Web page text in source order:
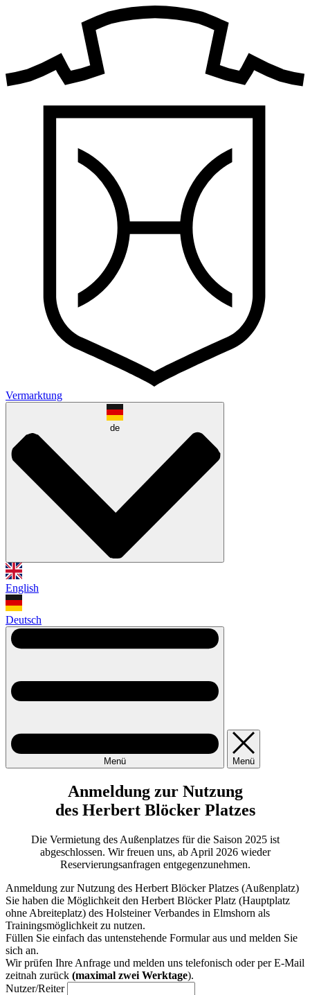
Vermarktung
de
English
Deutsch
Menü Menü
Anmeldung zur Nutzung
des Herbert Blöcker Platzes
Die Vermietung des Außenplatzes für die Saison 2025 ist
abgeschlossen. Wir freuen uns, ab April 2026 wieder
Reservierungsanfragen entgegenzunehmen.
Anmeldung zur Nutzung des Herbert Blöcker Platzes (Außenplatz)
Sie haben die Möglichkeit den Herbert Blöcker Platz (Hauptplatz
ohne Abreiteplatz) des Holsteiner Verbandes in Elmshorn als
Trainingsmöglichkeit zu nutzen.
Füllen Sie einfach das untenstehende Formular aus und melden Sie
sich an.
Wir prüfen Ihre Anfrage und melden uns telefonisch oder per E-Mail
zeitnah zurück (maximal zwei Werktage).
Nutzer/Reiter